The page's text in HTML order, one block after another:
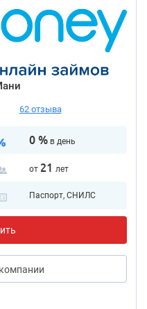
62 отзыва
0 %в день
от 21 лет
Паспорт, СНИЛС